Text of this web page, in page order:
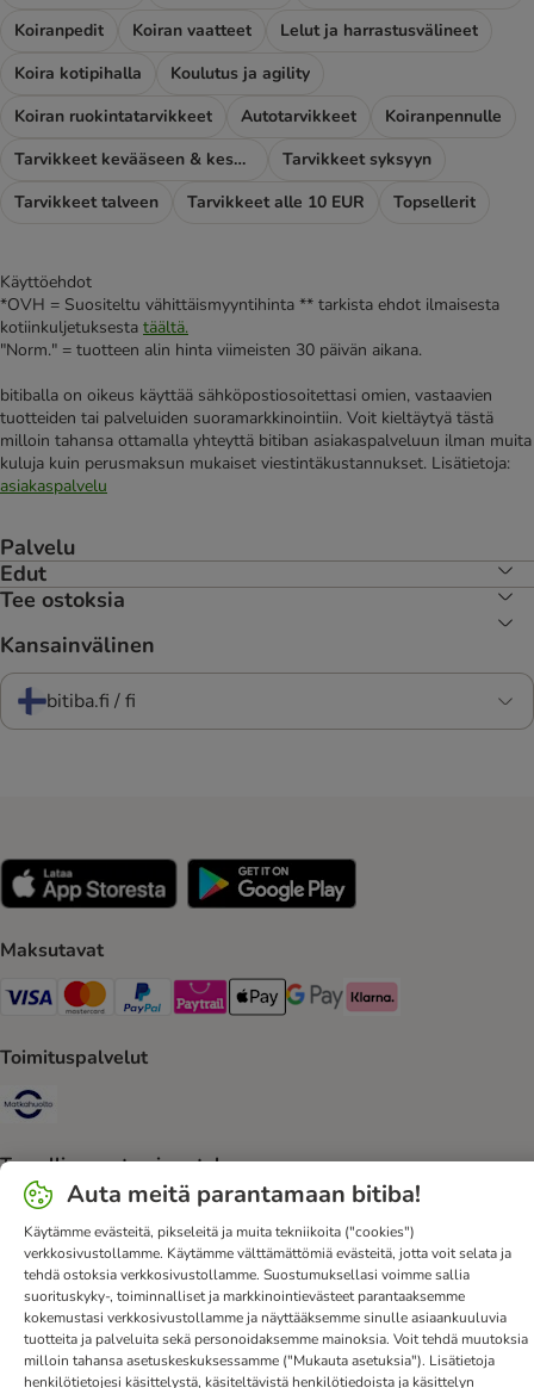
Koiranpedit
Koiran vaatteet
Lelut ja harrastusvälineet
Koira kotipihalla
Koulutus ja agility
Koiran ruokintatarvikkeet
Autotarvikkeet
Koiranpennulle
Tarvikkeet kevääseen & kesään
Tarvikkeet syksyyn
Tarvikkeet talveen
Tarvikkeet alle 10 EUR Topsellerit
Käyttöehdot
*OVH = Suositeltu vähittäismyyntihinta ** tarkista ehdot ilmaisesta
kotiinkuljetuksesta täältä.
"Norm." = tuotteen alin hinta viimeisten 30 päivän aikana.
bitiballa on oikeus käyttää sähköpostiosoitettasi omien, vastaavien
tuotteiden tai palveluiden suoramarkkinointiin. Voit kieltäytyä tästä
milloin tahansa ottamalla yhteyttä bitiban asiakaspalveluun ilman muita
kuluja kuin perusmaksun mukaiset viestintäkustannukset. Lisätietoja:
asiakaspalvelu
Palvelu
Edut
Tee ostoksia
Kansainvälinen
bitiba.fi / fi
Maksutavat
VISA Payment Method
Mastercard Payment Method
Paypal Payment Method
Paytrail Payment Method
Apple Pay Payment Method
Google Pay Payment Method
Klarna Payment Method
Toimituspalvelut
Turvallisen ostamisen takuu
Security
Ota yhteyttä Toimitusehdot Julkaisutiedot
DSA
Tietosuoja
Uutiskirje Toimituskulut ja -aika
Maksutavat
Auta meitä parantamaan bitiba!
Käytämme evästeitä, pikseleitä ja muita tekniikoita ("cookies")
verkkosivustollamme. Käytämme välttämättömiä evästeitä, jotta voit selata ja
tehdä ostoksia verkkosivustollamme. Suostumuksellasi voimme sallia
suorituskyky-, toiminnalliset ja markkinointievästeet parantaaksemme
kokemustasi verkkosivustollamme ja näyttääksemme sinulle asiaankuuluvia
tuotteita ja palveluita sekä personoidaksemme mainoksia. Voit tehdä muutoksia
milloin tahansa asetuskeskuksessamme ("Mukauta asetuksia"). Lisätietoja
henkilötietojesi käsittelystä, käsiteltävistä henkilötiedoista ja käsittelyn